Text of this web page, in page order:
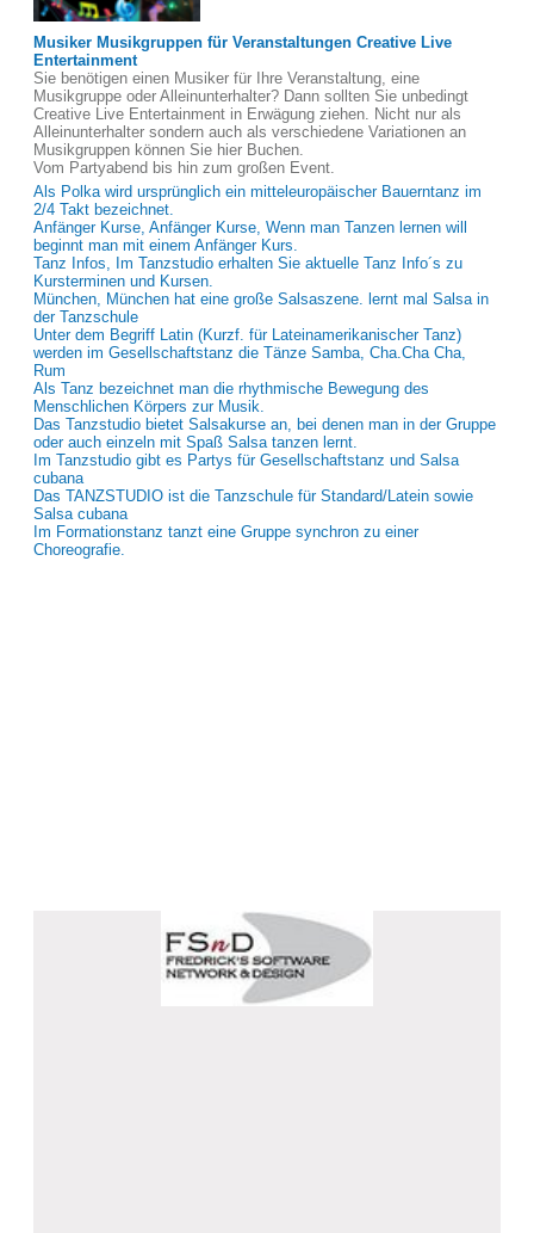
Musiker Musikgruppen für Veranstaltungen Creative Live
Entertainment
Sie benötigen einen Musiker für Ihre Veranstaltung, eine
Musikgruppe oder Alleinunterhalter? Dann sollten Sie unbedingt
Creative Live Entertainment in Erwägung ziehen. Nicht nur als
Alleinunterhalter sondern auch als verschiedene Variationen an
Musikgruppen können Sie hier Buchen.
Vom Partyabend bis hin zum großen Event.
Als Polka wird ursprünglich ein mitteleuropäischer Bauerntanz im
2/4 Takt bezeichnet.
Anfänger Kurse, Anfänger Kurse, Wenn man Tanzen lernen will
beginnt man mit einem Anfänger Kurs.
Tanz Infos, Im Tanzstudio erhalten Sie aktuelle Tanz Info´s zu
Kursterminen und Kursen.
München, München hat eine große Salsaszene. lernt mal Salsa in
der Tanzschule
Unter dem Begriff Latin (Kurzf. für Lateinamerikanischer Tanz)
werden im Gesellschaftstanz die Tänze Samba, Cha.Cha Cha,
Rum
Als Tanz bezeichnet man die rhythmische Bewegung des
Menschlichen Körpers zur Musik.
Das Tanzstudio bietet Salsakurse an, bei denen man in der Gruppe
oder auch einzeln mit Spaß Salsa tanzen lernt.
Im Tanzstudio gibt es Partys für Gesellschaftstanz und Salsa
cubana
Das TANZSTUDIO ist die Tanzschule für Standard/Latein sowie
Salsa cubana
Im Formationstanz tanzt eine Gruppe synchron zu einer
Choreografie.